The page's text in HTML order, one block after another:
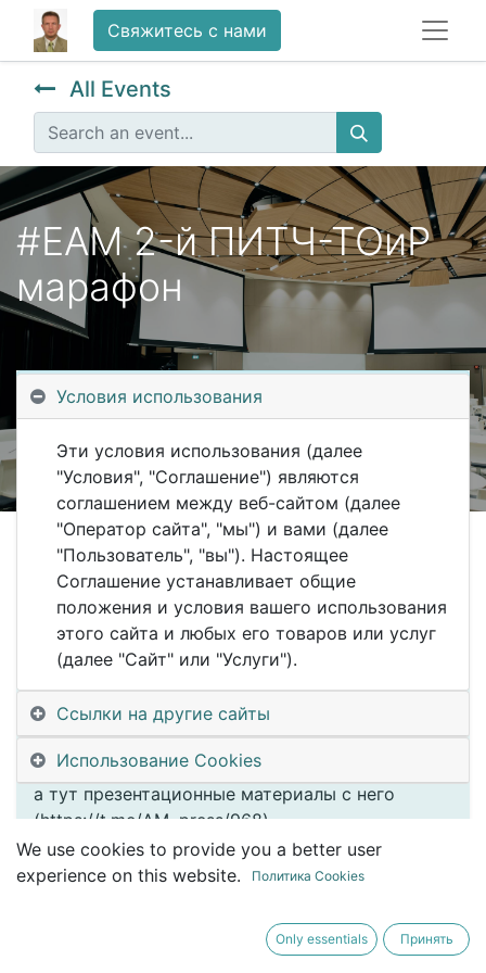
Свяжитесь с нами
All Events
#EAM 2-й ПИТЧ-ТОиР
марафон
Registrations are
Registrations Closed
12 ФЕВРАЛЯ 2025г на канале Asset
Management Press (@AM_press)
состоится 2-й ПИТЧ-ТОиР, где
производители продукции и услуг (и
софта) для сферы управления
активами смогу представить свои
творения за 4 минуты и затем
вот тут видео прошлого питча
(https://t.me/AM_press/980)
а тут презентационные материалы с него
(https://t.me/AM_press/968)
немного про условия тут
(https://t.me/AM_press/953)
ну и также напоминаю, что еще не поздно
Условия использования
Эти условия использования (далее
"Условия", "Соглашение") являются
соглашением между веб-сайтом (далее
"Оператор сайта", "мы") и вами (далее
"Пользователь", "вы"). Настоящее
Соглашение устанавливает общие
положения и условия вашего использования
этого сайта и любых его товаров или услуг
(далее "Сайт" или "Услуги").
Ссылки на другие сайты
Использование Cookies
We use cookies to provide you a better user
experience on this website.
Политика Cookies
Only essentials Принять